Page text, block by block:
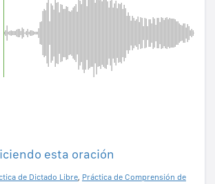
esta oración
de Dictado Libre, Práctica de Comprensión de